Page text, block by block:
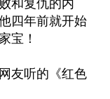
和复仇的内
四年前就开始
宝！
友听的《红色